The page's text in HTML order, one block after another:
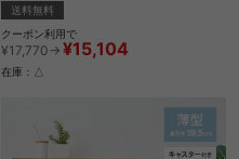
送料無料
クーポン利用で
¥17,770→ ¥15,104
在庫：△